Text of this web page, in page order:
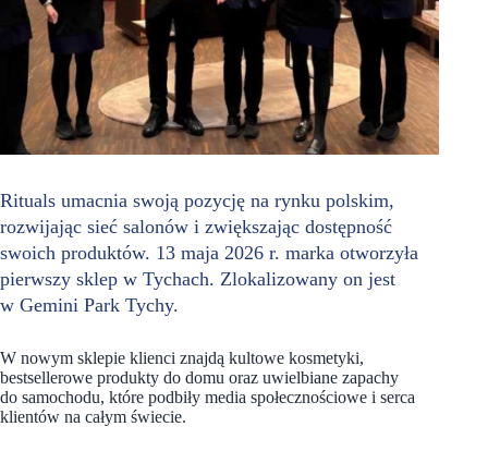
Rituals umacnia swoją pozycję na rynku polskim,
rozwijając sieć salonów i zwiększając dostępność
swoich produktów. 13 maja 2026 r. marka otworzyła
pierwszy sklep w Tychach. Zlokalizowany on jest
w Gemini Park Tychy.
W nowym sklepie klienci znajdą kultowe kosmetyki,
bestsellerowe produkty do domu oraz uwielbiane zapachy
do samochodu, które podbiły media społecznościowe i serca
klientów na całym świecie.